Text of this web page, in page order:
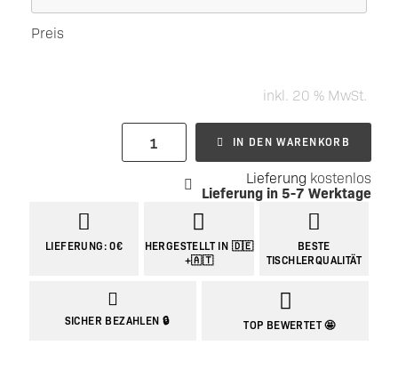
Preis
inkl. 20 % MwSt.
IN DEN WARENKORB
Lieferung kostenlos
Lieferung in 5-7 Werktage
LIEFERUNG: 0€
HERGESTELLT IN 🇩🇪
+🇦🇹
BESTE
TISCHLERQUALITÄT
SICHER BEZAHLEN 🔒 TOP BEWERTET 🤩